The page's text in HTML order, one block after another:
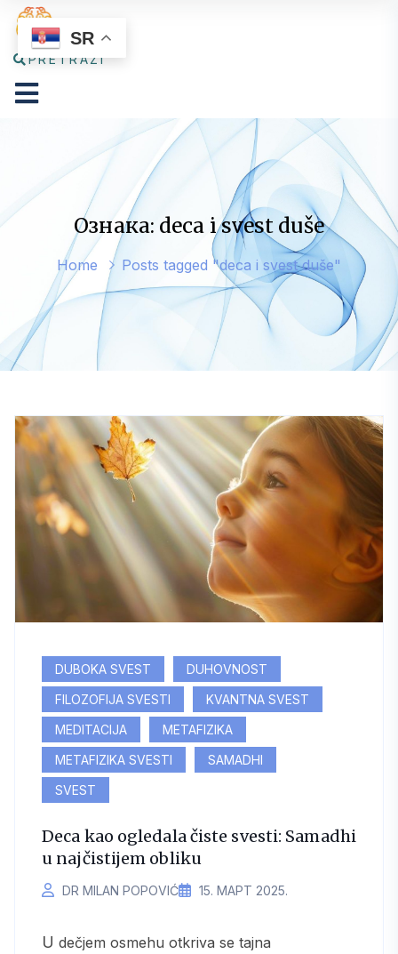
PRETRAŽI
Ознака: deca i svest duše
Home Posts tagged "deca i svest duše"
DUBOKA SVEST
DUHOVNOST
FILOZOFIJA SVESTI
KVANTNA SVEST
MEDITACIJA
METAFIZIKA
METAFIZIKA SVESTI
SAMADHI
SVEST
Deca kao ogledala čiste svesti: Samadhi
u najčistijem obliku
DR MILAN POPOVIĆ 15. МАРТ 2025.
U dečjem osmehu otkriva se tajna
SR